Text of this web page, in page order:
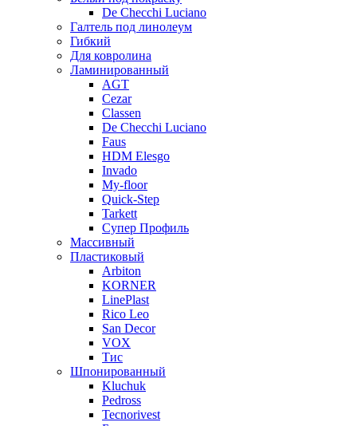
De Checchi Luciano
Галтель под линолеум
Гибкий
Для ковролина
Ламинированный
AGT
Cezar
Classen
De Checchi Luciano
Faus
HDM Elesgo
Invado
My-floor
Quick-Step
Tarkett
Супер Профиль
Массивный
Пластиковый
Arbiton
KORNER
LinePlast
Rico Leo
San Decor
VOX
Тис
Шпонированный
Kluchuk
Pedross
Tecnorivest